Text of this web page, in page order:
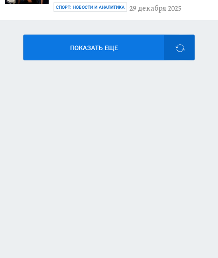
29 декабря 2025
СПОРТ: НОВОСТИ И АНАЛИТИКА
ПОКАЗАТЬ ЕЩЕ